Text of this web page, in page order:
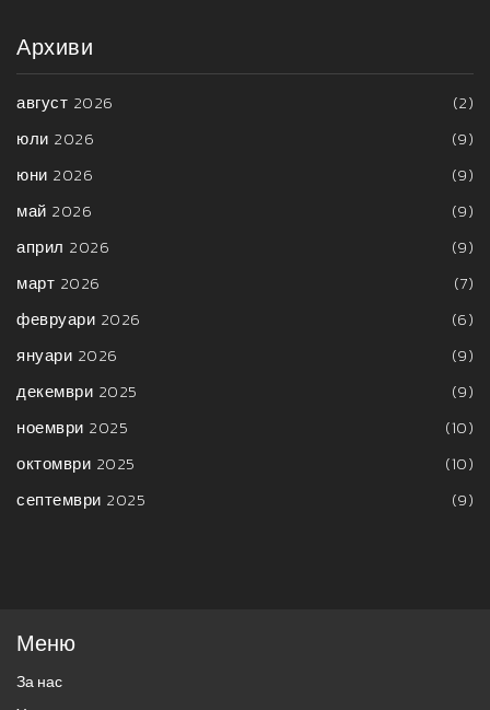
Архиви
август 2026
(2)
юли 2026
(9)
юни 2026
(9)
май 2026
(9)
април 2026
(9)
март 2026
(7)
февруари 2026
(6)
януари 2026
(9)
декември 2025
(9)
ноември 2025
(10)
октомври 2025
(10)
септември 2025
(9)
Меню
За нас